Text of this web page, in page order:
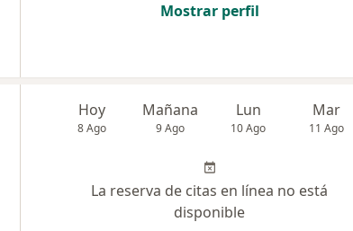
Mostrar perfil
Hoy
8 Ago
Mañana
9 Ago
Lun
10 Ago
Mar
11 Ago
La reserva de citas en línea no está
disponible